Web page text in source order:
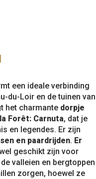
een ideale verbinding
du-Loir en de tuinen van
het charmante dorpje
Forêt: Carnuta, dat je
en legendes. Er zijn
en paardrijden. Er
geschikt zijn voor
valleien en bergtoppen
zorgen, hoewel ze